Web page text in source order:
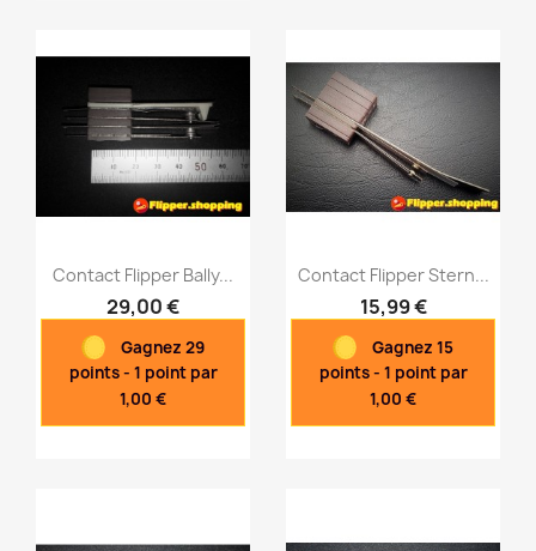
Aperçu rapide
Contact Flipper Bally...
29,00 €
Gagnez 29
points - 1 point par
1,00 €
Aperçu rapide
Contact Flipper Stern...
15,99 €
Gagnez 15
points - 1 point par
1,00 €